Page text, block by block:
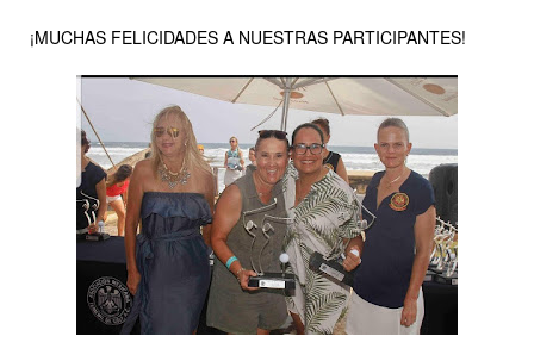
¡MUCHAS FELICIDADES A NUESTRAS PARTICIPANTES!